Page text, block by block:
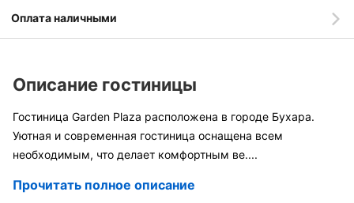
Оплата наличными
Описание гостиницы
Гостиница Garden Plaza расположена в городе Бухара.
Уютная и современная гостиница оснащена всем
необходимым, что делает комфортным ве....
Прочитать полное описание